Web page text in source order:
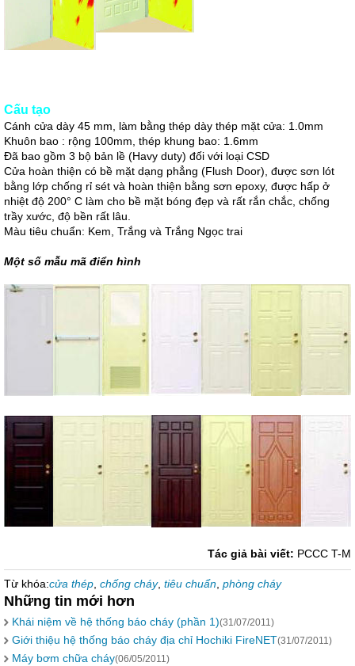
Cấu tạo
Cánh cửa dày 45 mm, làm bằng thép dày thép mặt cửa: 1.0mm
Khuôn bao : rộng 100mm, thép khung bao: 1.6mm
Đã bao gồm 3 bộ bản lề (Havy duty) đối với loại CSD
Cửa hoàn thiện có bề mặt dạng phẳng (Flush Door), được sơn lót
bằng lớp chống rỉ sét và hoàn thiện bằng sơn epoxy, được hấp ở
nhiệt độ 200° C làm cho bề mặt bóng đẹp và rất rắn chắc, chống
trầy xước, độ bền rất lâu.
Màu tiêu chuẩn: Kem, Trắng và Trắng Ngọc trai
Một số mẫu mã điển hình
Tác giả bài viết: PCCC T-M
Từ khóa:cửa thép chống cháy, tiêu chuẩn phòng cháy
Những tin mới hơn
Khái niệm về hệ thống báo cháy (phần 1)(31/07/2011)
Giới thiệu hệ thống báo cháy địa chỉ Hochiki FireNET(31/07/2011)
Máy bơm chữa cháy(06/05/2011)